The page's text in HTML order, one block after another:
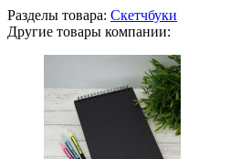
Разделы товара: Скетчбуки
Другие товары компании: